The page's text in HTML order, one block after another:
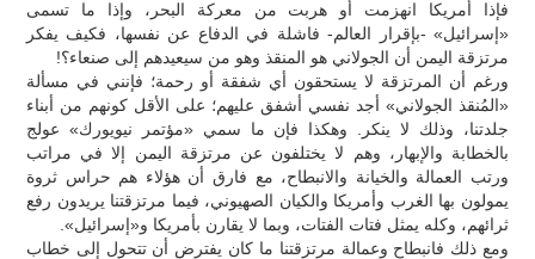
فإذا أمريكا انهزمت أو هربت من معركة البحر، وإذا ما تسمى
«إسرائيل» -بإقرار العالم- فاشلة في الدفاع عن نفسها، فكيف يفكر
مرتزقة اليمن أن الجولاني هو المنقذ وهو من سيعيدهم إلى صنعاء؟!
ورغم أن المرتزقة لا يستحقون أي شفقة أو رحمة؛ فإنني في مسألة
«المُنقذ الجولاني» أجد نفسي أشفق عليهم؛ على الأقل كونهم من أبناء
جلدتنا، وذلك لا ينكر. وهكذا فإن ما سمي «مؤتمر نيويورك» عولج
بالخطابة والإبهار، وهم لا يختلفون عن مرتزقة اليمن إلا في مراتب
ورتب العمالة والخيانة والانبطاح، مع فارق أن هؤلاء هم حراس ثروة
يمولون بها الغرب وأمريكا والكيان الصهيوني، فيما مرتزقتنا يريدون رفع
ثرائهم، وكله يمثل فتات الفتات، وبما لا يقارن بأمريكا و«إسرائيل».
ومع ذلك فانبطاح وعمالة مرتزقتنا ما كان يفترض أن تتحول إلى خطاب